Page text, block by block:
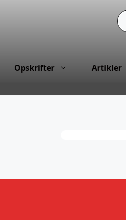
Opskrifter Artikler